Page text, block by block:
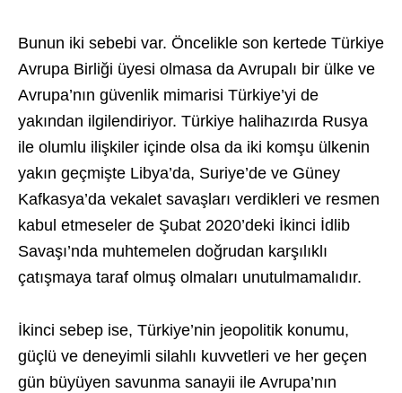
Bunun iki sebebi var. Öncelikle son kertede Türkiye
Avrupa Birliği üyesi olmasa da Avrupalı bir ülke ve
Avrupa’nın güvenlik mimarisi Türkiye’yi de
yakından ilgilendiriyor. Türkiye halihazırda Rusya
ile olumlu ilişkiler içinde olsa da iki komşu ülkenin
yakın geçmişte Libya’da, Suriye’de ve Güney
Kafkasya’da vekalet savaşları verdikleri ve resmen
kabul etmeseler de Şubat 2020’deki İkinci İdlib
Savaşı’nda muhtemelen doğrudan karşılıklı
çatışmaya taraf olmuş olmaları unutulmamalıdır.
İkinci sebep ise, Türkiye’nin jeopolitik konumu,
güçlü ve deneyimli silahlı kuvvetleri ve her geçen
gün büyüyen savunma sanayii ile Avrupa’nın